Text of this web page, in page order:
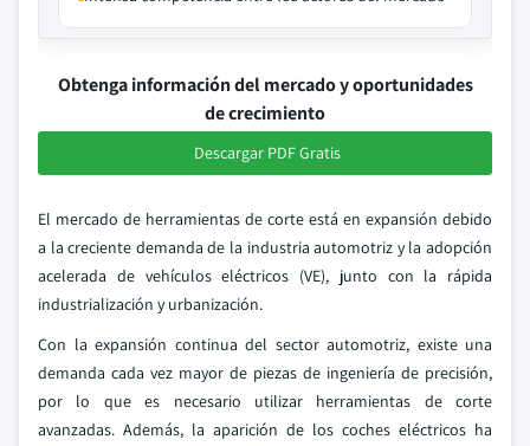
Obtenga información del mercado y oportunidades
de crecimiento
Descargar PDF Gratis
El mercado de herramientas de corte está en expansión debido
a la creciente demanda de la industria automotriz y la adopción
acelerada de vehículos eléctricos (VE), junto con la rápida
industrialización y urbanización.
Con la expansión continua del sector automotriz, existe una
demanda cada vez mayor de piezas de ingeniería de precisión,
por lo que es necesario utilizar herramientas de corte
avanzadas. Además, la aparición de los coches eléctricos ha